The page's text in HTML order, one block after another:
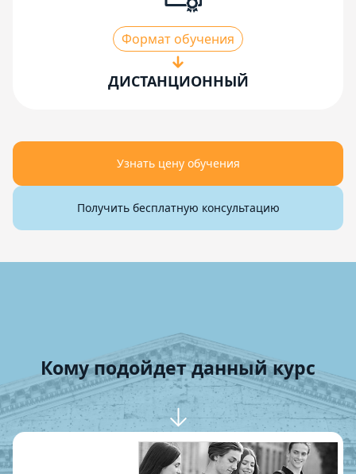
Формат обучения
ДИСТАНЦИОННЫЙ
Узнать цену обучения
Получить бесплатную консультацию
Кому подойдет данный курс